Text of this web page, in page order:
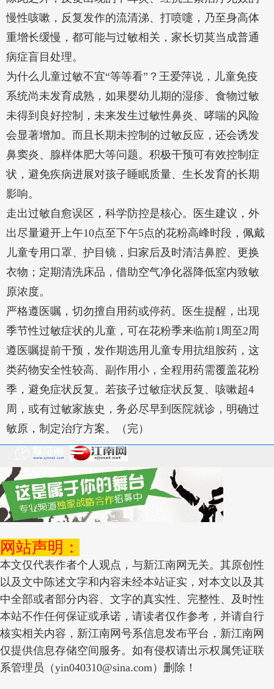
慢性咳嗽，反复发作的流清涕、打喷嚏，乃至身高体
重增长缓慢，都可能与过敏相关，家长切莫当成普通
病症盲目处理。
为什么儿童过敏不宜“等等看”？王爱萍说，儿童免疫
系统尚未发育成熟，如果婴幼儿期的湿疹、食物过敏
未得到良好控制，未来发生过敏性鼻炎、哮喘的风险
会显著增加。而且长期未控制的过敏反应，还会诱发
鼻窦炎、腺样体肥大等问题。积极干预可有效控制症
状，避免疾病进展对孩子睡眠质量、生长发育的长期
影响。
走出过敏自愈误区，科学防控是核心。医生建议，外
出尽量避开上午10点至下午5点的花粉高峰时段，佩戴
儿童专用口罩、护目镜，归家后及时清洁鼻腔、更换
衣物；定期清洗床品，借助空气净化器降低室内致敏
原浓度。
严格遵医嘱，切勿擅自用药或停药。医生提醒，出现
季节性过敏症状的儿童，可在花粉季来临前1周至2周
遵医嘱提前干预，发作期选用儿童专用抗组胺药，这
类药物安全性较高、副作用小，全程用药需覆盖花粉
季，避免症状反复。若孩子过敏症状反复、咳嗽超4
周，或有过敏家族史，务必尽早到医院就诊，明确过
敏原，制定治疗方案。（完）
网站声明：
本文仅代表作者个人观点，与新江南网无关。其原创性
以及文中陈述文字和内容未经本站证实，对本文以及其
中全部或者部分内容、文字的真实性、完整性、及时性
本站不作任何保证或承诺，请读者仅作参考，并请自行
核实相关内容，新江南网号系信息发布平台，新江南网
仅提供信息存储空间服务。如有侵权请出示权属凭证联
系管理员（yin040310@sina.com）删除！